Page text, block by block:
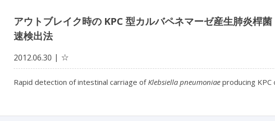
アウトブレイク時の KPC 型カルバペネマーゼ産生肺炎桿菌
速検出法
2012.06.30 ☆
Rapid detection of intestinal carriage ofKlebsiella pneumoniae producing